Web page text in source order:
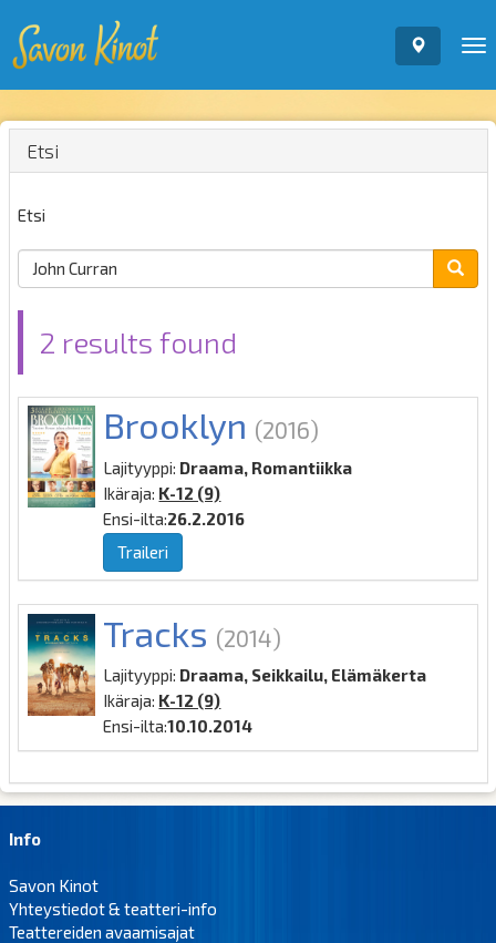
Etsi
Etsi
2 results found
Brooklyn (2016)
Lajityyppi: Draama, Romantiikka
Ikäraja: K-12 (9)
Ensi-ilta:26.2.2016
Traileri
Tracks (2014)
Lajityyppi: Draama, Seikkailu, Elämäkerta
Ikäraja: K-12 (9)
Ensi-ilta:10.10.2014
Info
Savon Kinot
Yhteystiedot & teatteri-info
Teattereiden avaamisajat